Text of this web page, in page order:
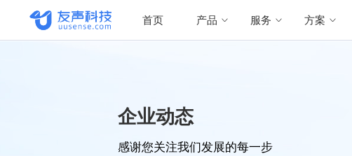
首页 产品 服务 方案
企业动态
感谢您关注我们发展的每一步